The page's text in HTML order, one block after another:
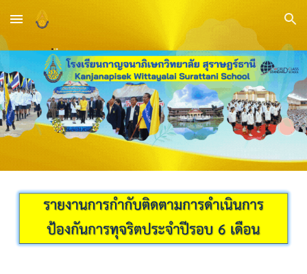
Skip to main content Skip to navigation